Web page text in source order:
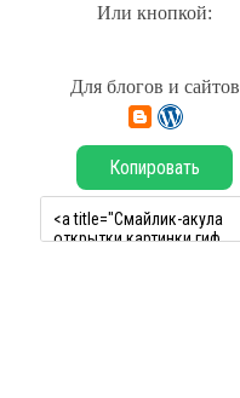
Или кнопкой:
Для блогов и сайтов
Копировать